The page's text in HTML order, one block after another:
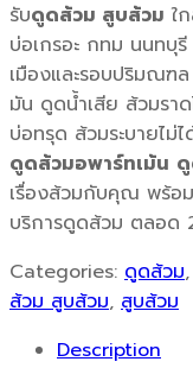
รับดูดส้วม สูบส้วม ใ
บ่อเกรอะ กทม นนทบุ
เมืองและรอบปริมณฑ
มัน ดูดน้ำเสีย ส้วมรา
บ่อทรุด ส้วมระบายไม่
ดูดส้วมอพาร์ทเม้น
เรื่องส้วมกับคุณ พร้
บริการดูดส้วม ตลอด
Categories: ดูดส้วม,
ส้วม สูบส้วม, สูบส้วม
Description